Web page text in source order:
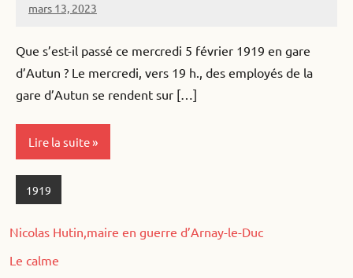
mars 13, 2023
Alister
Aucun
Que s’est-il passé ce mercredi 5 février 1919 en gare
d’Autun ? Le mercredi, vers 19 h., des employés de la
gare d’Autun se rendent sur […]
Lire la suite
1919
Nicolas Hutin,maire en guerre d’Arnay-le-Duc
Le calme